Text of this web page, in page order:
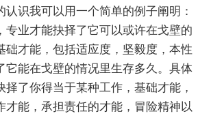
认识我可以用一个简单的例子阐明：
专业才能抉择了它可以或许在戈壁的
础才能，包括适应度，坚毅度，本性
它能在戈壁的情况里生存多久。具体
择了你得当于某种工作，基础才能，
才能，承担责任的才能，冒险精神以